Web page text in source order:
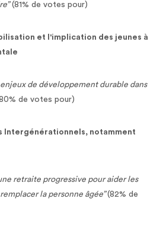
(81% de votes pour)
et l'implication des jeunes à
de développement durable dans
de votes pour)
Intergénérationnels, notamment
retraite progressive pour aider les
la personne âgée”(82% de